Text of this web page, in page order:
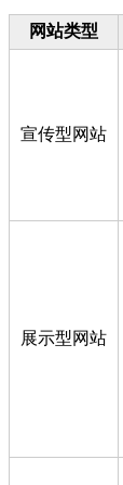
网站类型
宣传型网站
展示型网站